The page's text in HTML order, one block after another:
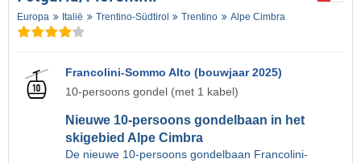
Europa Italië Trentino-Südtirol Trentino Alpe Cimbra
Francolini-Sommo Alto (bouwjaar 2025)
10-persoons gondel (met 1 kabel)
Nieuwe 10-persoons gondelbaan in het
skigebied Alpe Cimbra
De nieuwe 10-persoons gondelbaan Francolini-